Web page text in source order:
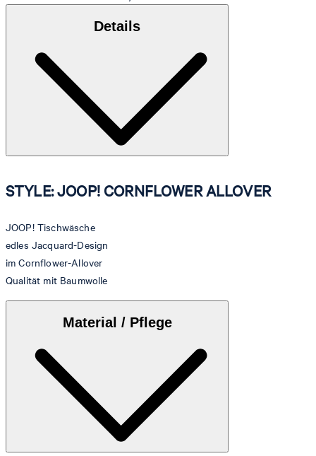
Details
STYLE: JOOP! CORNFLOWER ALLOVER
JOOP! Tischwäsche
edles Jacquard-Design
im Cornflower-Allover
Qualität mit Baumwolle
Material / Pflege